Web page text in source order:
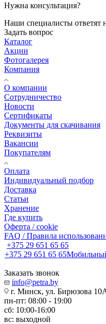
Нужна консультация?
Наши специалисты
Задать вопрос
Каталог
Акции
Фотогалерея
Компания
О компании
Сотрудничество
Новости
Сертификаты
Документы для скачивания
Реквизиты
Вакансии
Покупателям
Оплата
Индивидуальный подбор
Доставка
Статьи
Хранение
Где купить
Оферта / cookie
FAQ / Правила
+375 29 651 65 65
+375 29 651 65 65
Заказать звонок
info@petra.by
г. Минск, ул. Бирюзова
пн-пт: 08:00 - 19:00
сб: 10:00-16:00
вс: выходной